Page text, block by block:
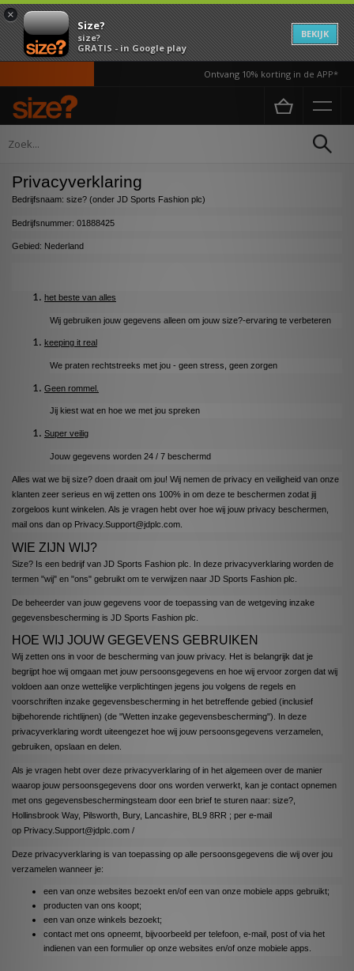
×
Size?
size?
GRATIS - in Google play
BEKIJK
Ontvang 10% korting in de APP*
Home Privacybeleid
Privacybeleid
Privacyverklaring
Bedrijfsnaam: size? (onder JD Sports Fashion plc)
Bedrijfsnummer: 01888425
Gebied: Nederland
het beste van alles
Wij gebruiken jouw gegevens alleen om jouw size?-ervaring te verbeteren
keeping it real
We praten rechtstreeks met jou - geen stress, geen zorgen
Geen rommel.
Jij kiest wat en hoe we met jou spreken
Super veilig
Jouw gegevens worden 24 / 7 beschermd
Alles wat we bij size? doen draait om jou! Wij nemen de privacy en veiligheid van onze
klanten zeer serieus en wij zetten ons 100% in om deze te beschermen zodat jij
zorgeloos kunt winkelen. Als je vragen hebt over hoe wij jouw privacy beschermen,
mail ons dan op Privacy.Support@jdplc.com
WIE ZIJN WIJ?
Size? Is een bedrijf van JD Sports Fashion plc. In deze privacyverklaring worden de
termen "wij" en "ons" gebruikt om te verwijzen naar JD Sports Fashion plc.
De beheerder van jouw gegevens voor de toepassing van de wetgeving inzake
gegevensbescherming is JD Sports Fashion plc.
HOE WIJ JOUW GEGEVENS GEBRUIKEN
Wij zetten ons in voor de bescherming van jouw privacy. Het is belangrijk dat je
begrijpt hoe wij omgaan met jouw persoonsgegevens en hoe wij ervoor zorgen dat wij
voldoen aan onze wettelijke verplichtingen jegens jou volgens de regels en
voorschriften inzake gegevensbescherming in het betreffende gebied (inclusief
bijbehorende richtlijnen) (de "Wetten inzake gegevensbescherming"). In deze
privacyverklaring wordt uiteengezet hoe wij jouw persoonsgegevens verzamelen,
gebruiken, opslaan en delen.
Als je vragen hebt over deze privacyverklaring of in het algemeen over de manier
waarop jouw persoonsgegevens door ons worden verwerkt, kan je contact opnemen
met ons gegevensbeschermingsteam door een brief te sturen naar: size?,
Hollinsbrook Way, Pilsworth, Bury, Lancashire, BL9 8RR ; per e-mail
op Privacy.Support@jdplc.com /
Deze privacyverklaring is van toepassing op alle persoonsgegevens die wij over jou
verzamelen wanneer je:
een van onze websites bezoekt en/of een van onze mobiele apps gebruikt;
producten van ons koopt;
een van onze winkels bezoekt;
contact met ons opneemt, bijvoorbeeld per telefoon, e-mail, post of via het
indienen van een formulier op onze websites en/of onze mobiele apps.